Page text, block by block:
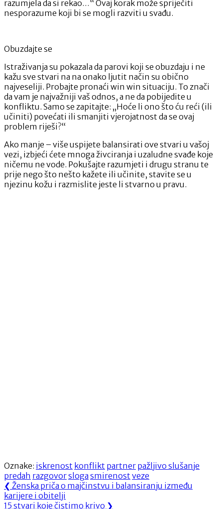
razumjela da si rekao…“ Ovaj korak može spriječiti
nesporazume koji bi se mogli razviti u svađu.
Obuzdajte se
Istraživanja su pokazala da parovi koji se obuzdaju i ne
kažu sve stvari na na onako ljutit način su obično
najveseliji. Probajte pronaći win win situaciju. To znači
da vam je najvažniji vaš odnos, a ne da pobijedite u
konfliktu. Samo se zapitajte: „Hoće li ono što ću reći (ili
učiniti) povećati ili smanjiti vjerojatnost da se ovaj
problem riješi?“
Ako manje – više uspijete balansirati ove stvari u vašoj
vezi, izbjeći ćete mnoga živciranja i uzaludne svađe koje
ničemu ne vode. Pokušajte razumjeti i drugu stranu te
prije nego što nešto kažete ili učinite, stavite se u
njezinu kožu i razmislite jeste li stvarno u pravu.
Oznake: iskrenost konflikt partner pažljivo slušanje
predah razgovorsloga smirenost veze
Navigacija
objava
❮ Previous
Post:
Ženska priča o majčinstvu i balansiranju između
karijere i obitelji
Next
15 stvari koje čistimo krivo ❯